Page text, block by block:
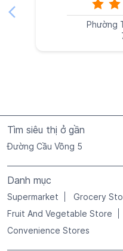
Phường
Tìm siêu thị ở gần
Đường Cầu Vồng 5
Danh mục
Supermarket Grocery
Fruit And Vegetable Store
Convenience Stores